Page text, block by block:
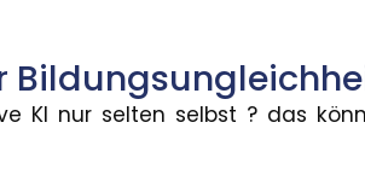
KI nur selten selbst ? das
Rentenhöhe aus
Renten bis hin zu sehr hohen